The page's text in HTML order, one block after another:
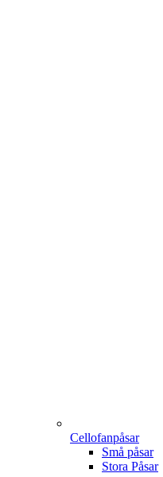
Cellofanpåsar
Små påsar
Stora Påsar